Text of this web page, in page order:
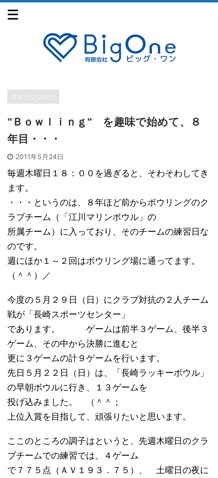
スタッフブログ
"Ｂｏｗｌｉｎｇ" を趣味で始めて、８
年目・・・
2011年5月24日
毎週木曜日１８：００を過ぎると、そわそわしてき
ます。
・・・というのは、８年ほど前からボウリングのク
ラブチーム（「江川マリンボウル」の
所属チーム）に入っており、そのチームの練習日な
のです。
週にほか１～２回はボウリング場に通ってます。
（＾＾）／
今度の５月２９日（日）にクラブ対抗の２人チーム
戦が「長崎スポーツセンター」
であります。 ゲームは前半３ゲーム、後半３
ゲーム、その中から決勝に進むと
更に３ゲームの計９ゲームを行います。
先日５月２２日（日）は、「長崎ラッキーボウル」
の早朝ボウルに行き、１３ゲームを
投げ込みました。 （＾＾；
上位入賞を目指して、頑張りたいと思います。
ここのところの調子はというと、先週木曜日のクラ
ブチームでの練習では、４ゲーム
で７７５点（ＡＶ１９３．７５）、 土曜日の夜に